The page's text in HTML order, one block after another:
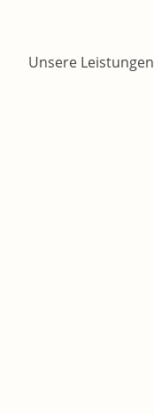
Unsere Leistungen